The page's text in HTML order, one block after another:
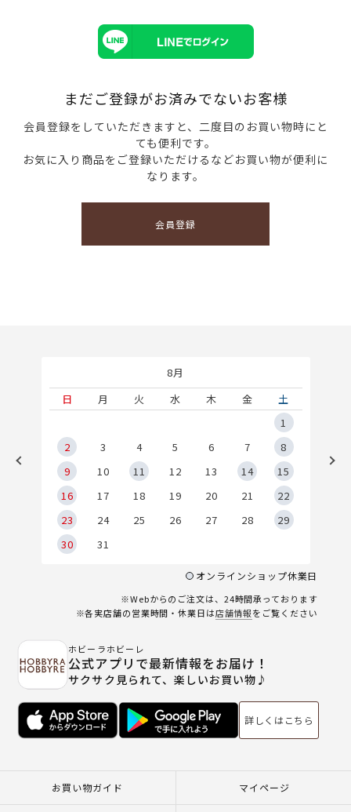
まだご登録がお済みでないお客様
会員登録をしていただきますと、二度目のお買い物時にと
ても便利です。
お気に入り商品をご登録いただけるなどお買い物が便利に
なります。
会員登録
8月
日
月 火 水 木 金
土
1
2
3 4 5 6 7
8
9
10 11 12 13 14
15
16
17 18 19 20 21
22
23
24 25 26 27 28
29
30
31
オンラインショップ休業日
※Webからのご注文は、24時間承っております
※各実店舗の営業時間・休業日は店舗情報をご覧ください
ホビーラホビーレ
公式アプリで最新情報をお届け！
サクサク見られて、楽しいお買い物♪
詳しくはこちら
お買い物ガイド マイページ